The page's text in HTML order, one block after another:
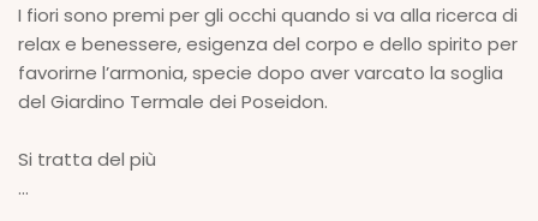
I fiori sono premi per gli occhi quando si va alla ricerca di
relax e benessere, esigenza del corpo e dello spirito per
favorirne l’armonia, specie dopo aver varcato la soglia
del Giardino Termale dei Poseidon.
Si tratta del più
...